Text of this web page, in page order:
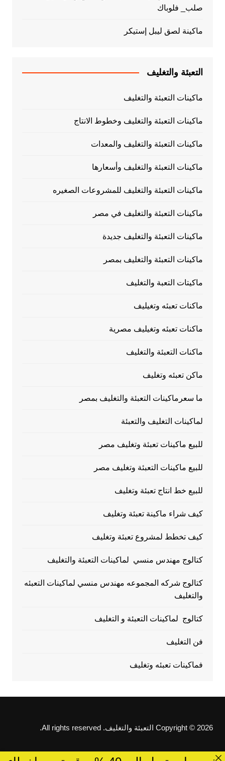
صلب_ فلوباك
ماكينة لصق ليبل إستيكر
التعبئة والتغليف
ماكينات التعبئة والتغليف
ماكينات التعبئة والتغليف وخطوط الانتاج
ماكينات التعبئة والتغليف والمعدات
ماكينات التعبئة والتغليف وأسعارها
ماكينات التعبئة والتغليف للمشروعات الصغيره
ماكينات التعبئة والتغليف في مصر
ماكينات التعبئة والتغليف جديدة
ماكينات التعبئة والتغليف بمصر
ماكيتات التعبة والتغليف
ماكنات تعبئه وتغيليف
ماكنات تعبئه وتغيليف مصرية
ماكنات التعبئة والتغليف
ماكن تعبئه وتغليف
ما سعرماكينات التعبئة والتغليف بمصر
لماكينات التغليف والتعبئة
للبيع ماكينات تعبئة وتغليف مصر
للبيع ماكينات التعبئة وتغليف مصر
للبيع خط انتاج تعبئة وتغليف
كيف شراء ماكينة تعبئة وتغليف
كيف تخطط لمشروع تعبئة وتغليف
كتالوج مهندس منسي لماكينات التعبئة والتغليف
كتالوج شركه المجموعه مهندس منسي لماكينات التعبئه
والتغليف
كتالوج لماكينات التعبئة و التغليف
فن التغليف
فماكينات تعبئه وتغليف
Copyright © 2026 التعبئة والتغليف. All rights reserved.